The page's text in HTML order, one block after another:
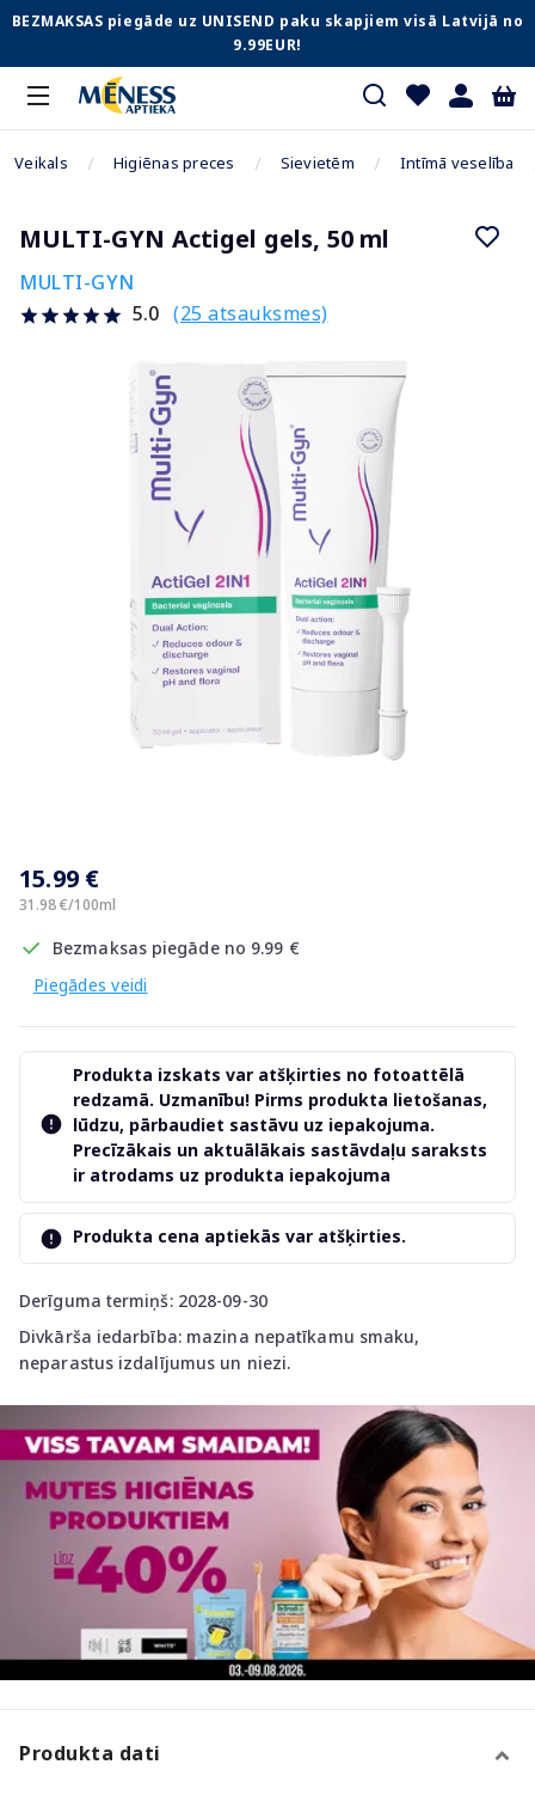
BEZMAKSAS piegāde uz UNISEND paku skapjiem visā Latvijā no
9.99EUR!
Veikals Higiēnas preces Sievietēm Intīmā veselība
MULTI-GYN Actigel gels, 50 ml
MULTI-GYN
5.0 (25 atsauksmes)
15.99 €
31.98 €/100ml
Bezmaksas piegāde no 9.99 €
Piegādes veidi
Derīguma termiņš: 2028-09-30
Divkārša iedarbība: mazina nepatīkamu smaku,
neparastus izdalījumus un niezi.
Produkta izskats var atšķirties no fotoattēlā
redzamā. Uzmanību! Pirms produkta lietošanas,
lūdzu, pārbaudiet sastāvu uz iepakojuma.
Precīzākais un aktuālākais sastāvdaļu saraksts
ir atrodams uz produkta iepakojuma
Produkta cena aptiekās var atšķirties.
Produkta dati